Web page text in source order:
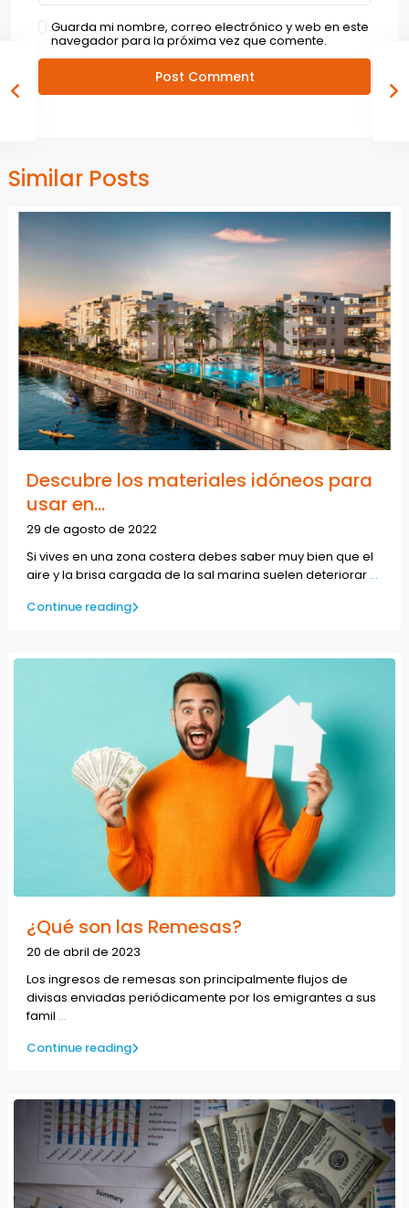
Guarda mi nombre, correo electrónico y web en este
navegador para la próxima vez que comente.
Similar Posts
Descubre los materiales idóneos para
usar en...
29 de agosto de 2022
Si vives en una zona costera debes saber muy bien que el
aire y la brisa cargada de la sal marina suelen deteriorar ...
Continue reading
¿Qué son las Remesas?
20 de abril de 2023
Los ingresos de remesas son principalmente flujos de
divisas enviadas periódicamente por los emigrantes a sus
famil ...
Continue reading